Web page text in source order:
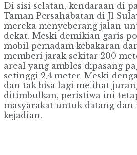
Di sisi selatan, kendaraan di
Taman Persahabatan di Jl
mereka menyeberang jalan
dekat. Meski demikian garis
mobil pemadam kebakaran
memberi jarak sekitar 200
areal yang ambles dipasang
setinggi 2,4 meter. Meski
dan tak bisa lagi melihat
ditimbulkan, peristiwa ini
masyarakat untuk datang
kejadian.